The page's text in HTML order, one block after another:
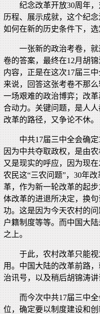
纪念改革开放30周年
历程、展示成就，这个纪
如何在新的历史条件下，
一张新的政治考卷，
卷的答案，最终在12月胡
内容，正是在这次17届三
来说，回答这张考卷不那
一场艰难的政治博弈；改
合动力。关键问题，是人
改革的路径，又争论不休。
中共17届三中全会确
因为中共夺取政权，是由
又是现实的呼应，因为现
农民这“三农问题”，30年
革，作为新一轮改革的起
体改革的进退所决定，换
功。这是因为今天农村的
户籍制度等等。而中国大
之上。
于此，农村改革只能
用。中国大陆的改革前路
治讯号，以及稍后胡锦涛
而今次中共17届三中
位，确定要以制度建设和